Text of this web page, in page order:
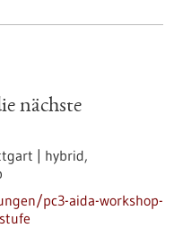
nächste
| hybrid,
pc3-aida-workshop-